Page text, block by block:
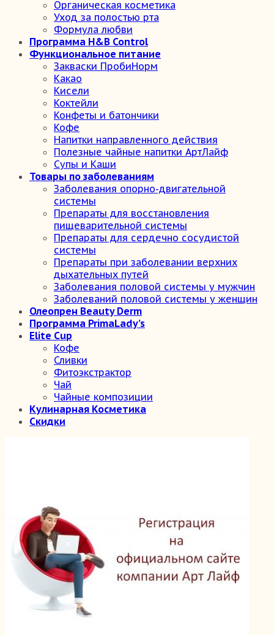
Органическая косметика
Уход за полостью рта
Формула любви
Программа H&B Control
Функциональное питание
Закваски ПробиНорм
Какао
Кисели
Коктейли
Конфеты и батончики
Кофе
Напитки направленного действия
Полезные чайные напитки АртЛайф
Супы и Каши
Товары по заболеваниям
Заболевания опорно-двигательной
системы
Препараты для восстановления
пищеварительной системы
Препараты для сердечно сосудистой
системы
Препараты при заболевании верхних
дыхательных путей
Заболевания половой системы у мужчин
Заболеваний половой системы у женщин
Олеопрен Beauty Derm
Программа PrimaLady’s
Elite Cup
Кофе
Сливки
Фитоэкстрактор
Чай
Чайные композиции
Кулинарная Косметика
Скидки